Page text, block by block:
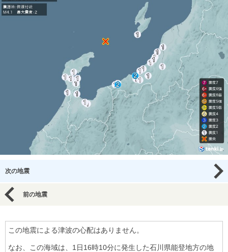
次の地震
前の地震
この地震による津波の心配はありません。
なお、この海域は、1日16時10分に発生した石川県能登地方の地